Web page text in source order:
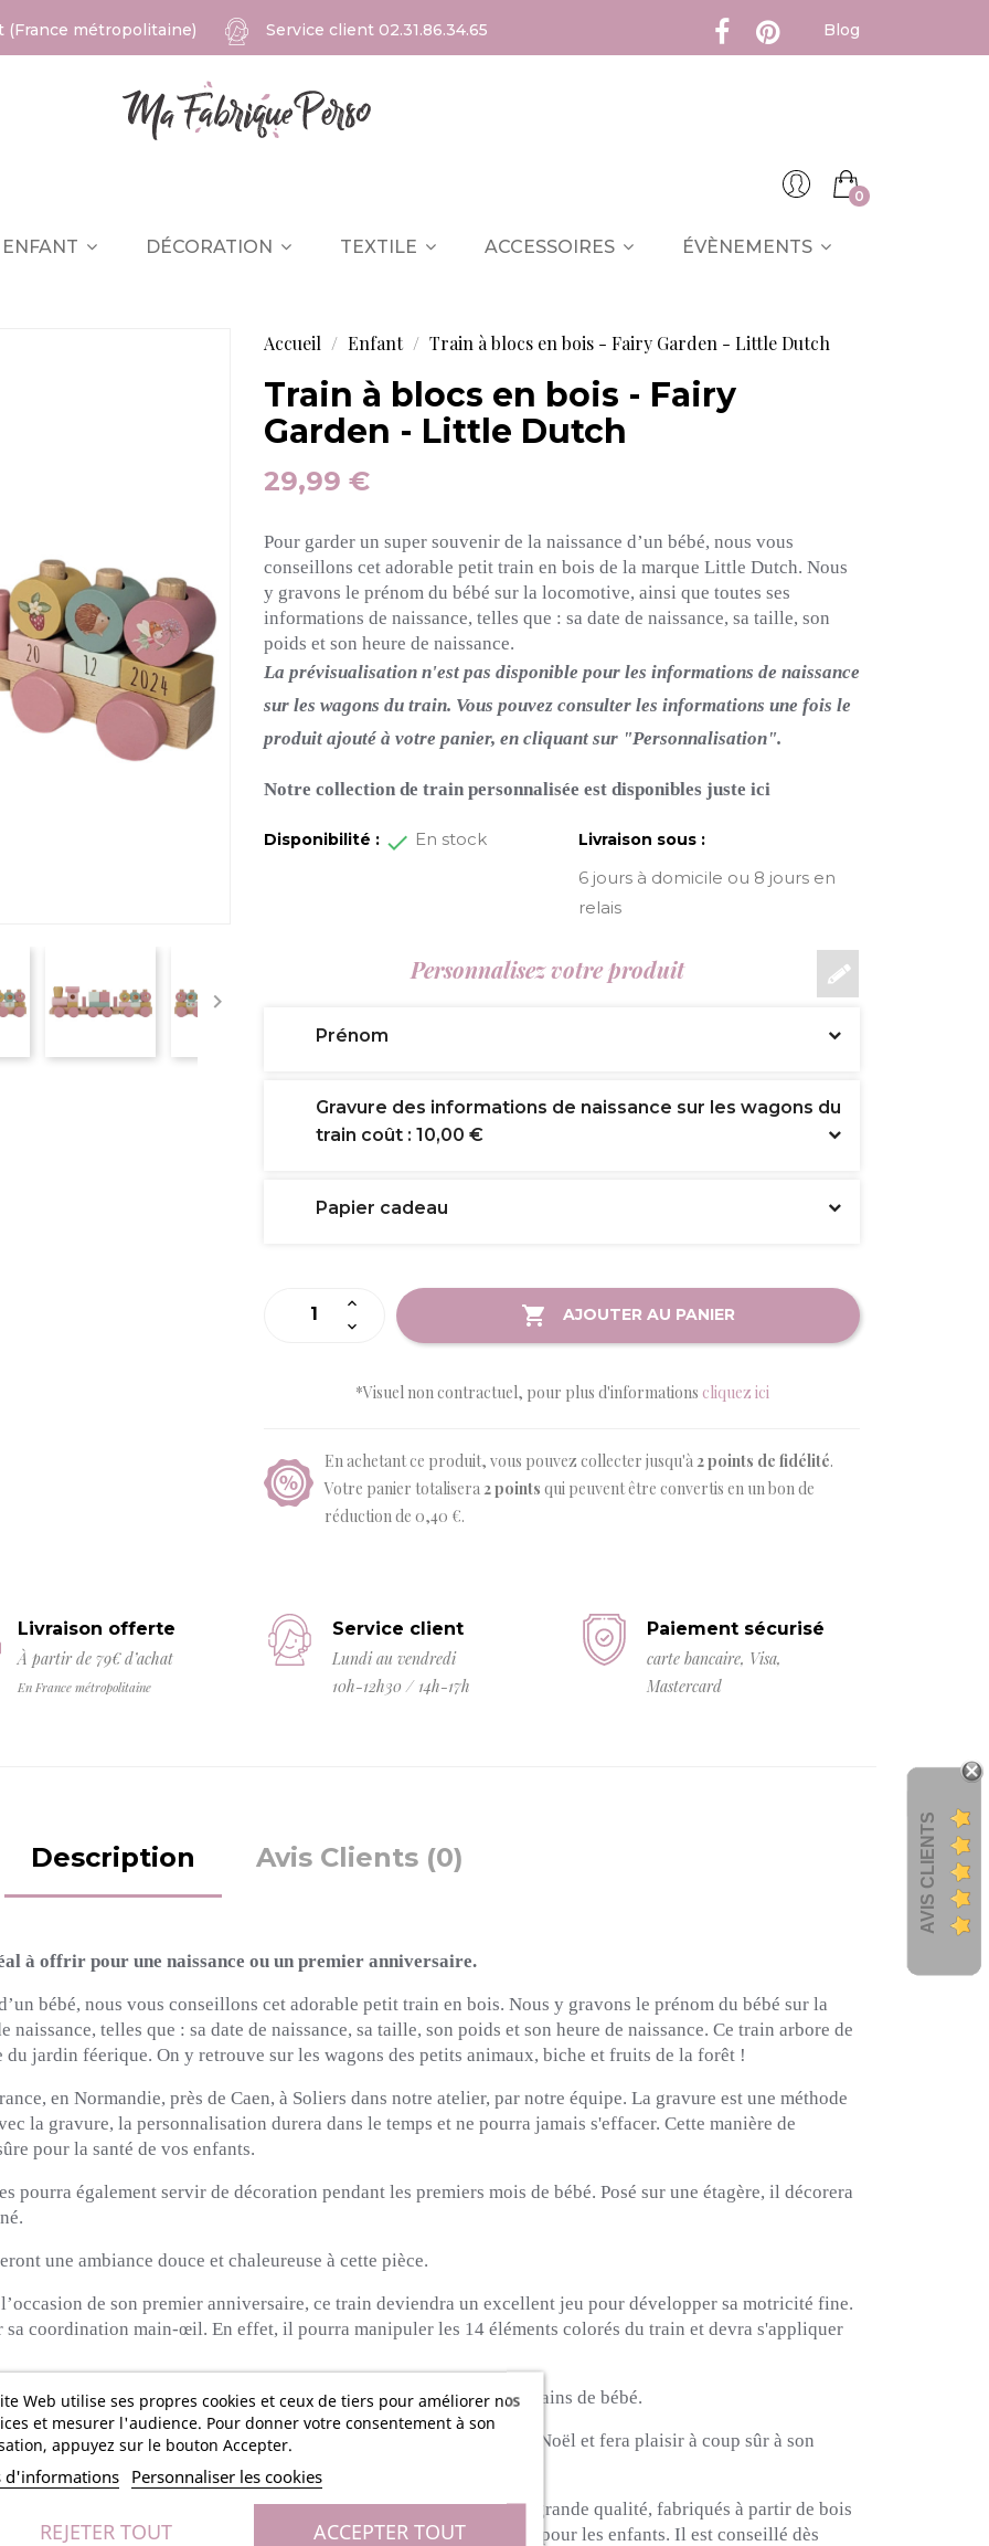
(France métropolitaine) Service client 02.31.86.34.65 Blog
0
Web utilise ses propres cookies et ceux de tiers pour améliorer nos
et mesurer l'audience. Pour donner votre consentement à son
appuyez sur le bouton Accepter.
d'informations Personnaliser les cookies
REJETER TOUT ACCEPTER TOUT
ENFANT DÉCORATION TEXTILE ACCESSOIRES ÉVÈNEMENTS

Accueil Enfant Train à blocs en bois - Fairy Garden - Little Dutch
Train à blocs en bois - Fairy
Garden - Little Dutch
29,99 €
Pour garder un super souvenir de la naissance d’un bébé, nous vous
conseillons cet adorable petit train en bois de la marque Little Dutch. Nous
y gravons le prénom du bébé sur la locomotive, ainsi que toutes ses
informations de naissance, telles que : sa date de naissance, sa taille, son
poids et son heure de naissance.
La prévisualisation n'est pas disponible pour les informations de naissance
sur les wagons du train. Vous pouvez consulter les informations une fois le
produit ajouté à votre panier, en cliquant sur "Personnalisation".
Notre collection de train personnalisée est disponibles juste ici
Disponibilité : En stock Livraison sous :
6 jours à domicile ou 8 jours en
relais
Personnalisez votre produit
Prénom
Gravure des informations de naissance sur les wagons du
train coût : 10,00 €
Papier cadeau
AJOUTER AU PANIER
*Visuel non contractuel, pour plus d'informations cliquez ici
En achetant ce produit, vous pouvez collecter jusqu'à2points de fidélité.
Votre panier totalisera2points qui peuvent être convertis en un bon de
réduction de 0,40 €.
Livraison offerte
À partir de 79€ d’achat
En France métropolitaine
Service client
Lundi au vendredi
10h-12h30 / 14h-17h
Paiement sécurisé
carte bancaire, Visa,
Mastercard
Description Avis Clients (0)
à offrir pour une naissance ou un premier anniversaire.
bébé, nous vous conseillons cet adorable petit train en bois. Nous y gravons le prénom du bébé sur la
telles que : sa date de naissance, sa taille, son poids et son heure de naissance. Ce train arbore de
du jardin féerique. On y retrouve sur les wagons des petits animaux, biche et fruits de la forêt !
en Normandie, près de Caen, à Soliers dans notre atelier, par notre équipe. La gravure est une méthode
la gravure, la personnalisation durera dans le temps et ne pourra jamais s'effacer. Cette manière de
pour la santé de vos enfants.
pourra également servir de décoration pendant les premiers mois de bébé. Posé sur une étagère, il décorera
une ambiance douce et chaleureuse à cette pièce.
de son premier anniversaire, ce train deviendra un excellent jeu pour développer sa motricité fine.
sa coordination main-œil. En effet, il pourra manipuler les 14 éléments colorés du train et devra s'appliquer
8 cm, et ses éléments en bois sont de taille idéale pour les petites mains de bébé.
lors d’une naissance, un anniversaire, un baptême ou encore à Noël et fera plaisir à coup sûr à son
à travers le monde pour ses jouets et accessoires pour enfants de grande qualité, fabriqués à partir de bois
par le label FSC. Du bois à la peinture, ce jouet est entièrement sûr pour les enfants. Il est conseillé dès
AVIS CLIENTS